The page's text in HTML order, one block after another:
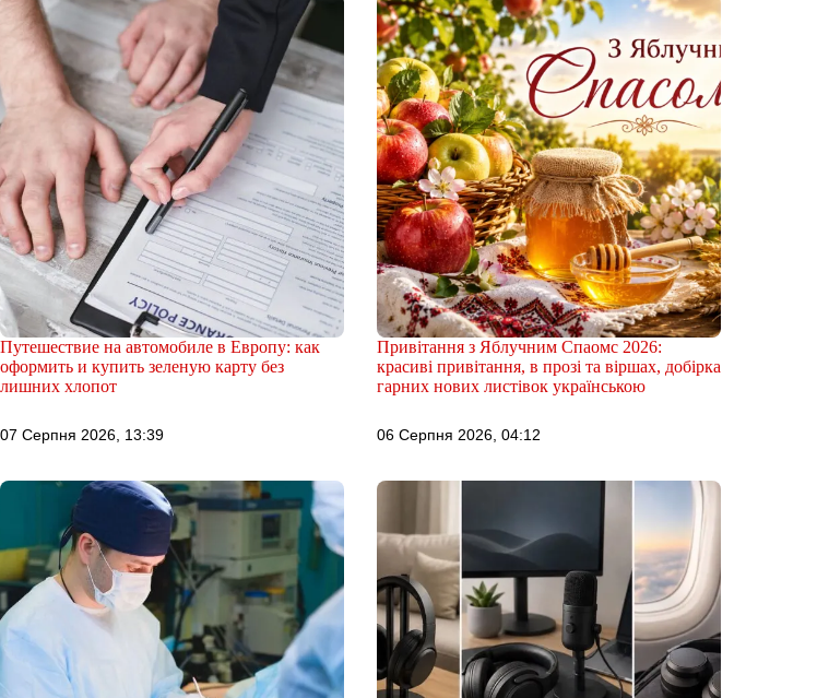
Путешествие на автомобиле в Европу: как
оформить и купить зеленую карту без
лишних хлопот
07 Серпня 2026, 13:39
Привітання з Яблучним Спаомс 2026:
красиві привітання, в прозі та віршах, добірка
гарних нових листівок українською
06 Серпня 2026, 04:12